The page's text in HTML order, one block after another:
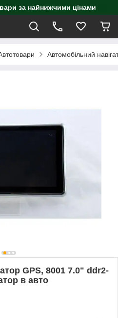
за найнижчими цінами
Автомобільний
GPS, 8001 7.0" ddr2-
в авто